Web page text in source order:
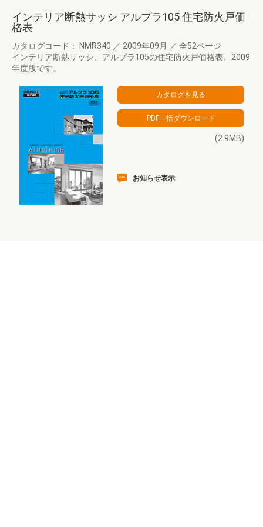
インテリア断熱サッシ アルプラ105 住宅防火戸価
格表
カタログコード： NMR340 ／ 2009年09月 ／ 全52ページ
インテリア断熱サッシ、アルプラ105の住宅防火戸価格表、2009
年度版です。
(2.9MB)
お知らせ表示